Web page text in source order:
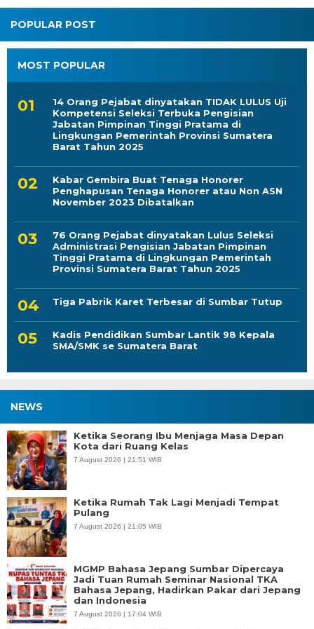
POPULAR POST
MOST POPULAR
14 Orang Pejabat dinyatakan TIDAK LULUS Uji
Kompetensi Seleksi Terbuka Pengisian
Jabatan Pimpinan Tinggi Pratama di
Lingkungan Pemerintah Provinsi Sumatera
Barat Tahun 2025
Kabar Gembira Buat Tenaga Honorer
Penghapusan Tenaga Honorer atau Non ASN
November 2023 Dibatalkan
76 Orang Pejabat dinyatakan Lulus Seleksi
Administrasi Pengisian Jabatan Pimpinan
Tinggi Pratama di Lingkungan Pemerintah
Provinsi Sumatera Barat Tahun 2025
Tiga Pabrik Karet Terbesar di Sumbar Tutup
Kadis Pendidikan Sumbar Lantik 98 Kepala
SMA/SMK se Sumatera Barat
NEWS
Ketika Seorang Ibu Menjaga Masa Depan
Kota dari Ruang Kelas
7 August 2026 | 21:51 WIB
Ketika Rumah Tak Lagi Menjadi Tempat
Pulang
7 August 2026 | 21:05 WIB
MGMP Bahasa Jepang Sumbar Dipercaya
Jadi Tuan Rumah Seminar Nasional TKA
Bahasa Jepang, Hadirkan Pakar dari Jepang
dan Indonesia
7 August 2026 | 17:04 WIB